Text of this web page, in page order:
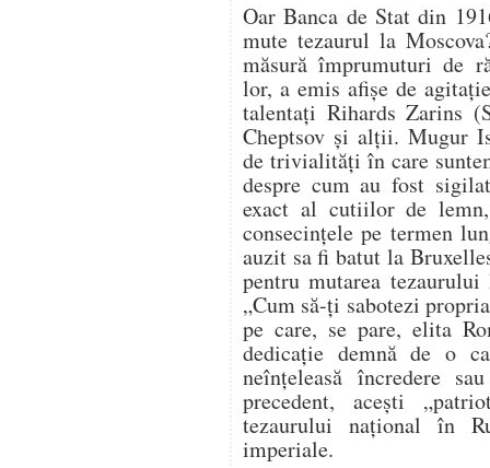
Oar Banca de Stat din
mute tezaurul la
măsură împrumuturi de
lor, a emis afișe de
talentați Rihards Zarins
Cheptsov și alții. Mugur
de trivialități în care
despre cum au fost
exact al cutiilor de
consecințele pe termen
auzit sa fi batut la
pentru mutarea
„Cum să-ți sabotezi
pe care, se pare, elita
dedicație demnă de o
neînțeleasă încredere
precedent, acești
tezaurului național în
imperiale.